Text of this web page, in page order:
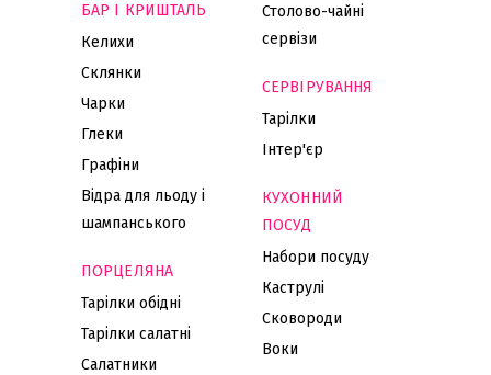
БАР І КРИШТАЛЬ
Келихи
Склянки
Чарки
Глеки
Графіни
Відра для льоду і
шампанського
ПОРЦЕЛЯНА
Тарілки обідні
Тарілки салатні
Салатники
Столово-чайні
сервізи
СЕРВІРУВАННЯ
Тарілки
Інтер'єр
КУХОННИЙ
ПОСУД
Набори посуду
Каструлі
Сковороди
Воки